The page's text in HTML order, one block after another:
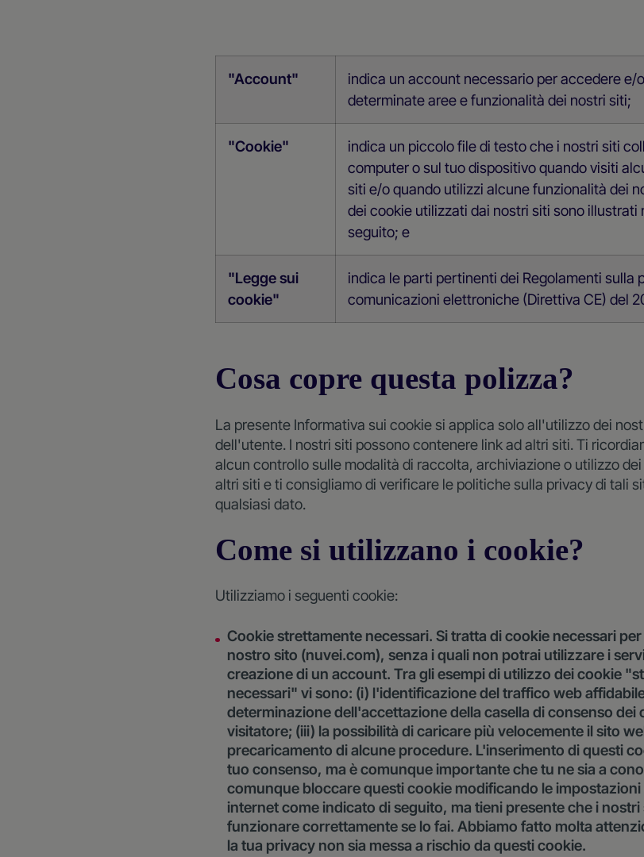
"Account"
indica un account necessario per accedere e/
determinate aree e funzionalità dei nostri siti;
"Cookie"
indica un piccolo file di testo che i nostri siti
computer o sul tuo dispositivo quando visiti
siti e/o quando utilizzi alcune funzionalità dei
dei cookie utilizzati dai nostri siti sono illustrati
seguito; e
"Legge sui
cookie"
indica le parti pertinenti dei Regolamenti sulla
comunicazioni elettroniche (Direttiva CE) del
Cosa copre questa polizza?
La presente Informativa sui cookie si applica solo all'utilizzo dei
dell'utente. I nostri siti possono contenere link ad altri siti. Ti
alcun controllo sulle modalità di raccolta, archiviazione o utilizzo
altri siti e ti consigliamo di verificare le politiche sulla privacy di tali
qualsiasi dato.
Come si utilizzano i cookie?
Utilizziamo i seguenti cookie:
Cookie strettamente necessari. Si tratta di cookie necessari
nostro sito (nuvei.com), senza i quali non potrai utilizzare i
creazione di un account. Tra gli esempi di utilizzo dei cookie
necessari" vi sono: (i) l'identificazione del traffico web
determinazione dell'accettazione della casella di consenso dei
visitatore; (iii) la possibilità di caricare più velocemente il sito
precaricamento di alcune procedure. L'inserimento di questi
tuo consenso, ma è comunque importante che tu ne sia a
comunque bloccare questi cookie modificando le
internet come indicato di seguito, ma tieni presente che i
funzionare correttamente se lo fai. Abbiamo fatto molta
la tua privacy non sia messa a rischio da questi cookie.